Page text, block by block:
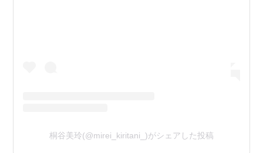
桐谷美玲(@mirei_kiritani_)がシェアした投稿